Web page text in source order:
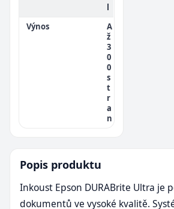
l
Výnos
A
ž
3
0
0
s
t
r
a
n
Popis produktu
Inkoust Epson DURABrite Ultra je
dokumentů ve vysoké kvalitě.